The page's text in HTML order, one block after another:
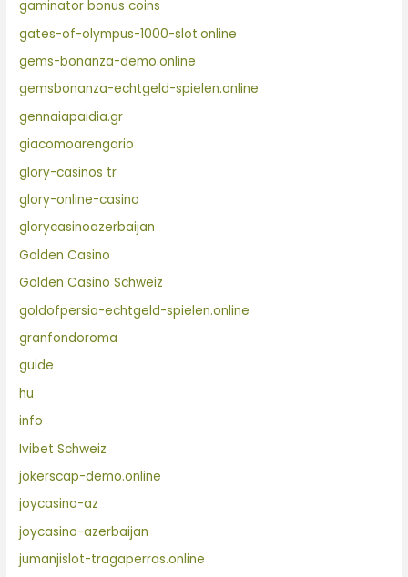
gaminator bonus coins
gates-of-olympus-1000-slot.online
gems-bonanza-demo.online
gemsbonanza-echtgeld-spielen.online
gennaiapaidia.gr
giacomoarengario
glory-casinos tr
glory-online-casino
glorycasinoazerbaijan
Golden Casino
Golden Casino Schweiz
goldofpersia-echtgeld-spielen.online
granfondoroma
guide
hu
info
Ivibet Schweiz
jokerscap-demo.online
joycasino-az
joycasino-azerbaijan
jumanjislot-tragaperras.online